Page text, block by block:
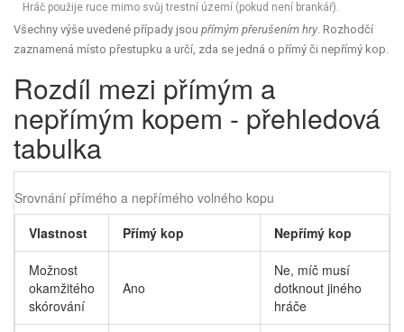
Hráč použije ruce mimo svůj trestní území (pokud není brankář).
Všechny výše uvedené případy jsou přímým přerušením hry. Rozhodčí
zaznamená místo přestupku a určí, zda se jedná o přímý či nepřímý kop.
Rozdíl mezi přímým a
nepřímým kopem - přehledová
tabulka
Srovnání přímého a nepřímého volného kopu
Vlastnost
Přímý kop Nepřímý kop
Možnost
okamžitého
skórování
Ano
Ne, míč musí
dotknout jiného
hráče